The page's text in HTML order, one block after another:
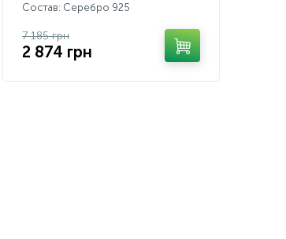
Состав: Серебро 925
7 185 грн
2 874 грн